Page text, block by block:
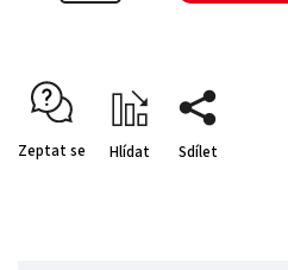
Zeptat se Hlídat Sdílet